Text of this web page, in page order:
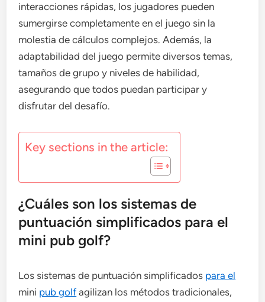
interacciones rápidas, los jugadores pueden
sumergirse completamente en el juego sin la
molestia de cálculos complejos. Además, la
adaptabilidad del juego permite diversos temas,
tamaños de grupo y niveles de habilidad,
asegurando que todos puedan participar y
disfrutar del desafío.
Key sections in the article:
¿Cuáles son los sistemas de
puntuación simplificados para el
mini pub golf?
Los sistemas de puntuación simplificados para el
mini pub golf agilizan los métodos tradicionales,